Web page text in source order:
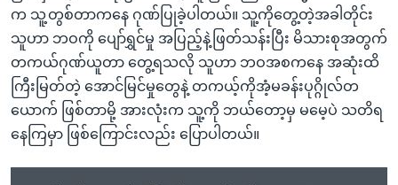
က သူ့တွစ်တာကနေ ဂုဏ်ပြုခဲ့ပါတယ်။ သူ့ကိုတွေ့တဲ့အခါတိုင်း
သူဟာ ဘဝကို ပျော်ရွှင်မှု အပြည့်နဲ့ဖြတ်သန်းပြီး မိသားစုအတွက်
တကယ်ဂုဏ်ယူတာ တွေ့ရသလို သူဟာ ဘဝအစကနေ အဆုံးထိ
ကြီးမြတ်တဲ့ အောင်မြင်မှုတွေနဲ့ တကယ့်ကိုအံ့မခန်းပုဂ္ဂိုလ်တ
ယောက် ဖြစ်တာမို့ အားလုံးက သူ့ကို ဘယ်တော့မှ မမေ့ပဲ သတိရ
နေကြမှာ ဖြစ်ကြောင်းလည်း ပြောပါတယ်။